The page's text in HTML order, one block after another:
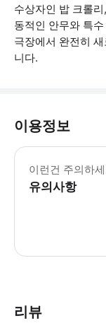
수상자인 밥 크롤
동적인 안무와 특
극장에서 완전히
니다.
이용정보
이런건 주의하
유의사항
리뷰